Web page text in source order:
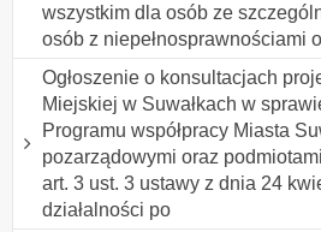
wszystkim dla osób ze
osób z niepełnosprawnościami
Ogłoszenie o konsultacjach
Miejskiej w Suwałkach w
Programu współpracy Miasta
pozarządowymi oraz
art. 3 ust. 3 ustawy z dnia 24
działalności po